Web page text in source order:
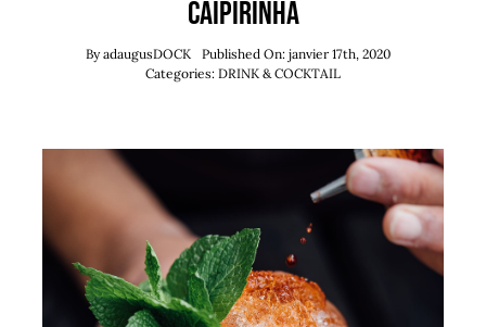
Caipirinha
ByadaugusDOCK
Published On: janvier 17th, 2020
Categories: DRINK & COCKTAIL